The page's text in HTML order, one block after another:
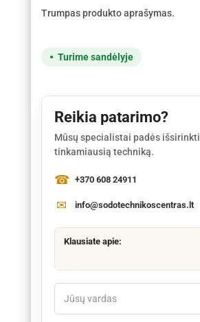
Trumpas produkto aprašymas.
Turime sandėlyje
Reikia patarimo?
Mūsų specialistai padės išsirinkti
tinkamiausią techniką.
+370 608 24911
info@sodotechnikoscentras.lt
Klausiate apie: